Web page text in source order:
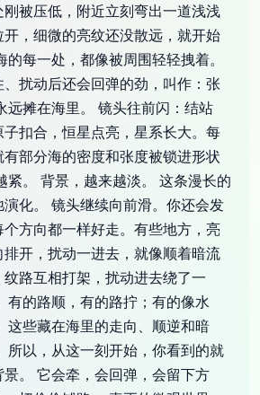
被压低，附近立刻弯出一道浅浅
，细微的亮纹还没散远，就开始
每一处，都像被周围轻轻拽着。
扰动后还会回弹的劲，叫作：张
远摊在海里。 镜头往前闪：结站
扣合，恒星点亮，星系长大。每
部分海的密度和张度被锁进形状
紧。 背景，越来越淡。 这条漫长的
化。 镜头继续向前滑。你还会发
方向都一样好走。有些地方，亮
开，扰动一进去，就像顺着暗流
路互相打架，扰动进去绕了一
有的路顺，有的路拧；有的像水
这些藏在海里的走向、顺逆和暗
所以，从这一刻开始，你看到的就
。 它会牵，会回弹，会留下方